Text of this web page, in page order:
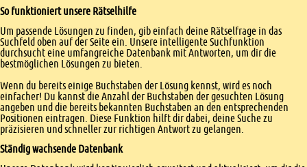
So funktioniert unsere Rätselhilfe
Um passende Lösungen zu finden, gib einfach deine Rätselfrage in das
Suchfeld oben auf der Seite ein. Unsere intelligente Suchfunktion
durchsucht eine umfangreiche Datenbank mit Antworten, um dir die
bestmöglichen Lösungen zu bieten.
Wenn du bereits einige Buchstaben der Lösung kennst, wird es noch
einfacher! Du kannst die Anzahl der Buchstaben der gesuchten Lösung
angeben und die bereits bekannten Buchstaben an den entsprechenden
Positionen eintragen. Diese Funktion hilft dir dabei, deine Suche zu
präzisieren und schneller zur richtigen Antwort zu gelangen.
Ständig wachsende Datenbank